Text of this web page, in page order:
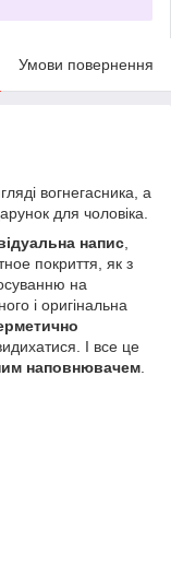
Умови повернення
вогнегасника, а
для чоловіка.
напис
покриття, як з
на
і оригінальна
І все це
наповнювачем